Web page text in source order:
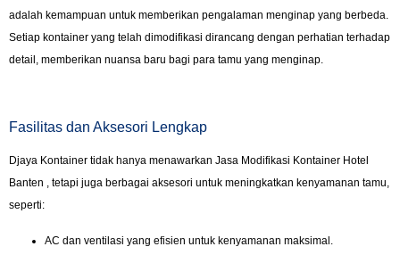
adalah kemampuan untuk memberikan pengalaman menginap yang berbeda.
Setiap kontainer yang telah dimodifikasi dirancang dengan perhatian terhadap
detail, memberikan nuansa baru bagi para tamu yang menginap.
Fasilitas dan Aksesori Lengkap
Djaya Kontainer tidak hanya menawarkan Jasa Modifikasi Kontainer Hotel
Banten , tetapi juga berbagai aksesori untuk meningkatkan kenyamanan tamu,
seperti:
AC dan ventilasi yang efisien untuk kenyamanan maksimal.